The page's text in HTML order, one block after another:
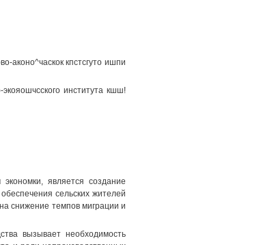
аконо^часкок кпстсгуто ишпи
института кшш!
является создание
сельских жителей
снижение темпов миграции и
вызывает необходимость